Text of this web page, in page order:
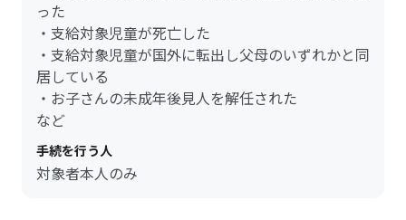
った
・支給対象児童が死亡した
・支給対象児童が国外に転出し父母のいずれかと同
居している
・お子さんの未成年後見人を解任された
など
手続を行う人
対象者本人のみ